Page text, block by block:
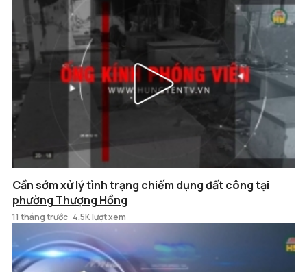
Cần sớm xử lý tình trạng chiếm dụng đất công tại
phường Thượng Hồng
11 tháng trước 4.5K lượt xem